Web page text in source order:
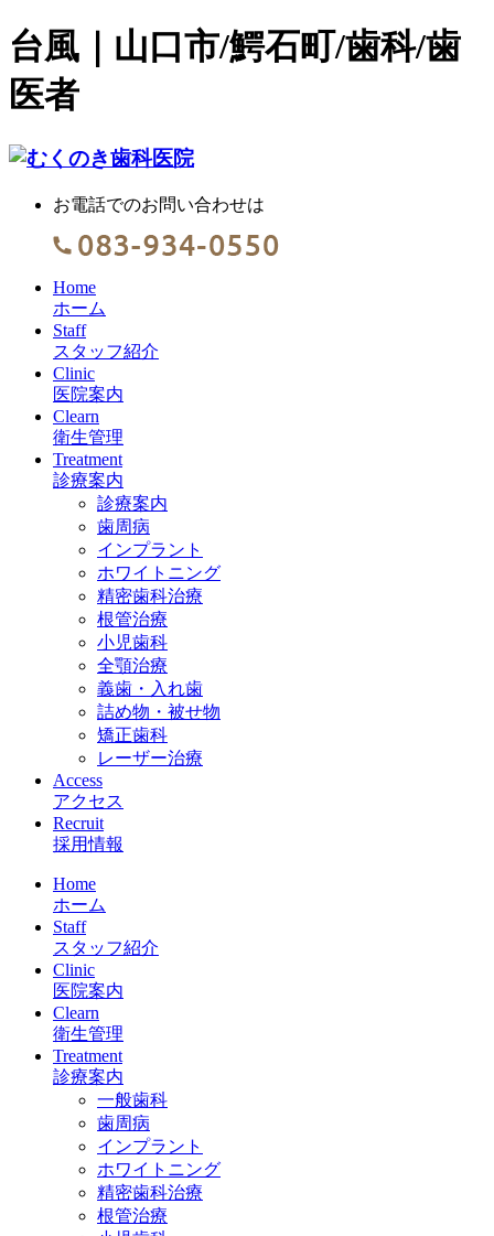
台風｜山口市/鰐石町/歯科/歯
医者
お電話でのお問い合わせは
Home
ホーム
Staff
スタッフ紹介
Clinic
医院案内
Clearn
衛生管理
Treatment
診療案内
診療案内
歯周病
インプラント
ホワイトニング
精密歯科治療
根管治療
小児歯科
全顎治療
義歯・入れ歯
詰め物・被せ物
矯正歯科
レーザー治療
Access
アクセス
Recruit
採用情報
Home
ホーム
Staff
スタッフ紹介
Clinic
医院案内
Clearn
衛生管理
Treatment
診療案内
一般歯科
歯周病
インプラント
ホワイトニング
精密歯科治療
根管治療